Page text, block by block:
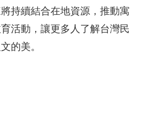
持續結合在地資源，推動寓
活動，讓更多人了解台灣民
的美。